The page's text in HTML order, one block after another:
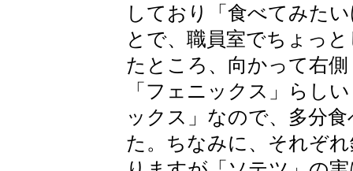
しており「食べてみた
とで、職員室でちょっ
たところ、向かって右
「フェニックス」らし
ックス」なので、多分
た。ちなみに、それぞ